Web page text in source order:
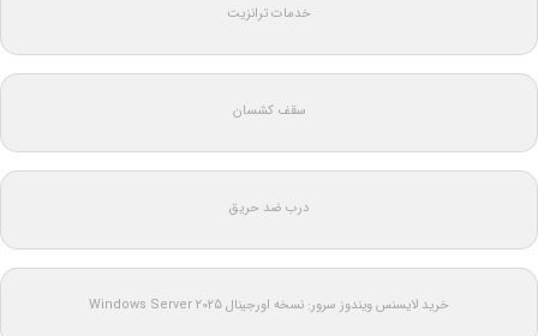
خدمات ترانزیت
سقف کشسان
درب ضد حریق
خرید لایسنس ویندوز سرور: نسخه اورجینال Windows Server 2025